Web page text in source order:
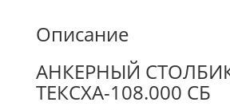
Описание
АНКЕРНЫЙ
ТЕКСХА-108.000 СБ